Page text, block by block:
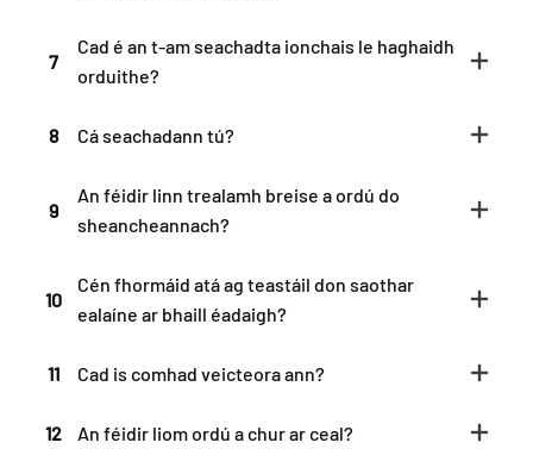
7
Cad é an t-am seachadta ionchais le haghaidh
orduithe?
8 Cá seachadann tú?
9
An féidir linn trealamh breise a ordú do
sheancheannach?
10
Cén fhormáid atá ag teastáil don saothar
ealaíne ar bhaill éadaigh?
11 Cad is comhad veicteora ann?
12 An féidir liom ordú a chur ar ceal?